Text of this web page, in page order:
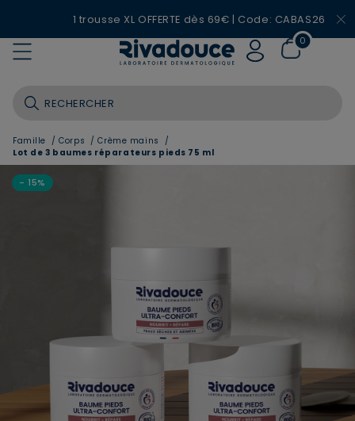
1 trousse XL OFFERTE dès 69€ | Code: CABAS26
0
Famille /Corps /Crème mains
/
Lot de 3 baumes réparateurs pieds 75 ml
- 15%